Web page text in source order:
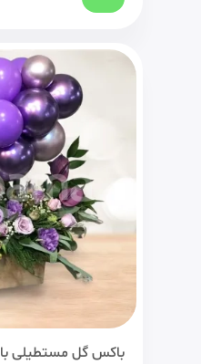
باکس گل مستطیلی